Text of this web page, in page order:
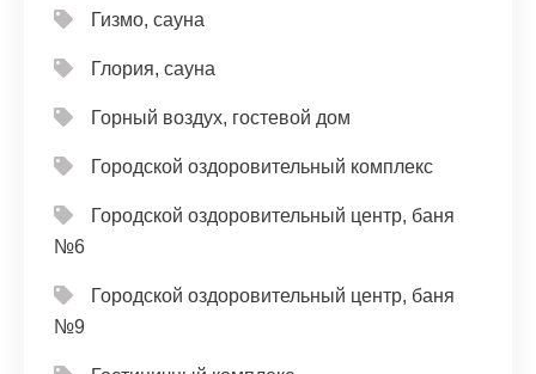
Гизмо, сауна
Глория, сауна
Горный воздух, гостевой дом
Городской оздоровительный комплекс
Городской оздоровительный центр, баня
№6
Городской оздоровительный центр, баня
№9